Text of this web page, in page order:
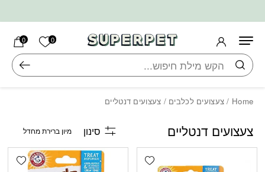
0 הרשימה
0
חיפוש
Home
/ צעצועים לכלבים / צעצועים דנטליים
צעצועים דנטליים סינון
Add wishlist